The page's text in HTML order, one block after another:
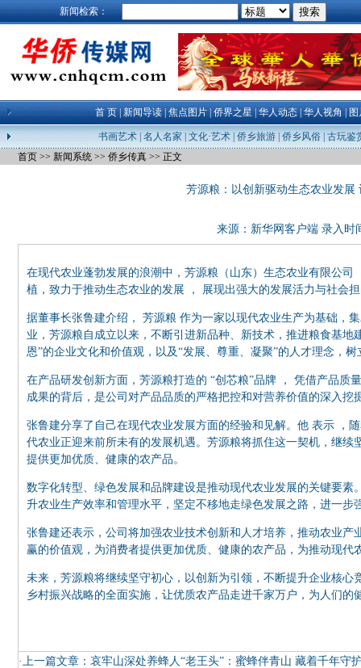
新闻检索：
首 页|新闻导读|焦点图片|侨界之星|华人动态|华人视角|图
书画艺术| 名人名家 文化·艺术| 侨乡旅游| 侨乡风俗| 古玩鉴
首页 >> 新闻系统 >> 侨乡传真 >> 正文
芳源粮：以创新驱动生态农业发展
来源：新华网客户端 录入时
在现代农业蓬勃发展的浪潮中，芳源粮（山东）生态农业有限公
植，致力于推动生态农业的发展
， 展现出强大的发展活力与社会
据董事长张鲁建介绍， 芳源粮 作为一家以现代农业生产为基础，
业，芳源粮自成立以来，不断引进新品种、新技术，推进粮食基地
恩”的企业文化和价值观，以及“发展、尊重、凝聚”的人才理念，
在产品研发创新方面，芳源粮打造的 “创芯粮”品牌 ，
凭借产品质
成果的背后，是公司对产品品质的严格把控和对营养价值的深入挖
张鲁建分享了自己在现代农业发展方面的经验和见解。他 表示
，
代农业正迎来前所未有的发展机遇。芳源粮将抓住这一契机，继
提供更加优质、健康的农产品。
数字化转型、绿色发展和品牌建设是推动现代农业发展的关键要素
升农业生产效率和管理水平，坚定不移地走绿色发展之路，进一步
张鲁建还表示，公司将加强农业技术创新和人才培养，推动农业产
赢的价值观，为消费者提供更加优质、健康的农产品，为推动现代
未来，芳源粮将继续坚守初心，以创新为引领，不断提升企业核
乡村振兴战略的全面实施，让优质农产品走进千家万户，为人们的
·上一篇文章： 哀牢山深处养蜂人“老王头”：蜜蜂伴青山 藏着千年守